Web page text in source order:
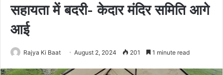
सहायता में बदरी- केदार मंदिर समिति आगे
आई
Rajya Ki Baat August 2, 2024 201 1 minute read